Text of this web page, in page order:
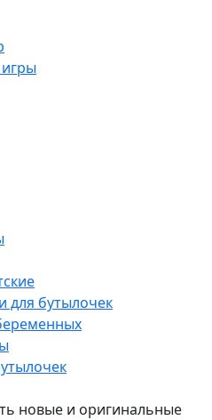
для бутылочек
новые и оригинальные